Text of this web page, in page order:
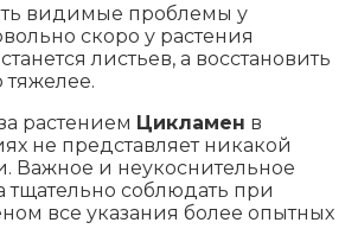
видимые проблемы у
скоро у растения
листьев, а восстановить
тяжелее.
растением Цикламен в
не представляет никакой
Важное и неукоснительное
тщательно соблюдать при
все указания более опытных